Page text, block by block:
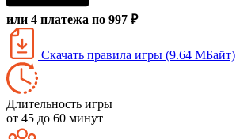
или 4 платежа по 997 ₽
Скачать правила игры (9.64 МБайт)
Длительность игры
от 45 до 60 минут